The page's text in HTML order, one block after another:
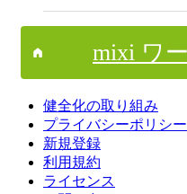
mixi ワ
健全化の取り組み
プライバシーポリシー
新規登録
利用規約
ライセンス